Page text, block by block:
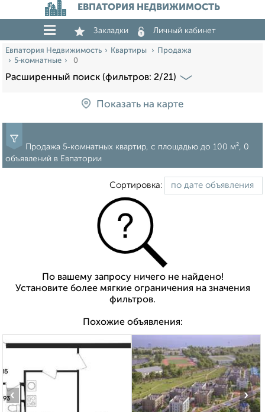
ЕВПАТОРИЯ НЕДВИЖИМОСТЬ
Закладки Личный кабинет
Евпатория Недвижимость Квартиры
Продажа
5‑комнатные
0
Расширенный поиск (фильтров: 2/21)
Показать на карте
Продажа 5‑комнатных квартир, c площадью до 100 м², 0
объявлений в Евпатории
Сортировка:
По вашему запросу ничего не найдено!
Установите более мягкие ограничения на значения
фильтров.
Похожие объявления:
‹ ›